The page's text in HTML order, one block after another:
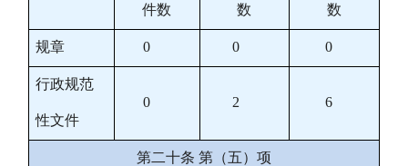
件数 数 数
规章 0 0 0
行政规范
性文件
0 2 6
第二十条 第（五）项